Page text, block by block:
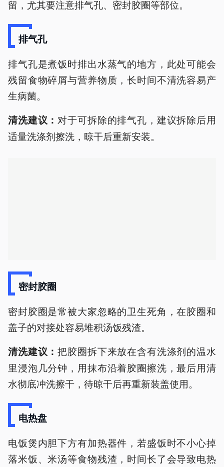
留，尤其要注意排气孔、密封胶圈等部位。
排气孔
排气孔是煮饭时排出水蒸气的地方，此处可能会
残留食物碎屑与营养物质，长时间不清洗容易产
生病菌。
清洗建议：对于可拆除的排气孔，建议拆除后用
适量洗涤剂擦洗，晾干后重新安装。
密封胶圈
密封胶圈是常被大家忽略的卫生死角，在胶圈和
盖子的对接处容易堆积汤饭残渣。
清洗建议：把胶圈拆下来放在含有洗涤剂的温水
里浸泡几分钟，用抹布沿着胶圈擦洗，最后用清
水彻底冲洗擦干，待晾干后再重新装盖使用。
电热盘
电饭煲内胆下方有加热器件，若盛饭时不小心掉
落米饭、米汤等食物残渣，时间长了会导致电热